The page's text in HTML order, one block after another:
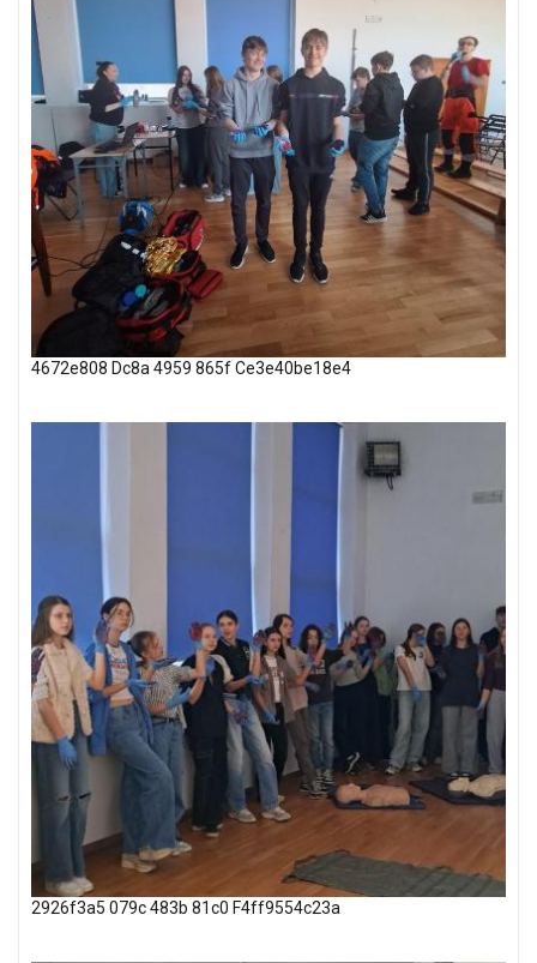
4672e808 Dc8a 4959 865f Ce3e40be18e4
2926f3a5 079c 483b 81c0 F4ff9554c23a